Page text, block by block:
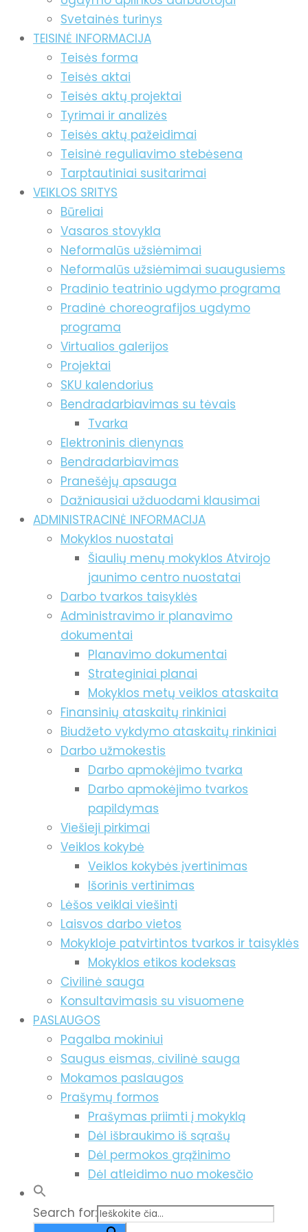
Svetainės turinys
TEISINĖ INFORMACIJA
Teisės forma
Teisės aktai
Teisės aktų projektai
Tyrimai ir analizės
Teisės aktų pažeidimai
Teisinė reguliavimo stebėsena
Tarptautiniai susitarimai
VEIKLOS SRITYS
Būreliai
Vasaros stovykla
Neformalūs užsiėmimai
Neformalūs užsiėmimai suaugusiems
Pradinio teatrinio ugdymo programa
Pradinė choreografijos ugdymo
programa
Virtualios galerijos
Projektai
SKU kalendorius
Bendradarbiavimas su tėvais
Tvarka
Elektroninis dienynas
Bendradarbiavimas
Pranešėjų apsauga
Dažniausiai užduodami klausimai
ADMINISTRACINĖ INFORMACIJA
Mokyklos nuostatai
Šiaulių menų mokyklos Atvirojo
jaunimo centro nuostatai
Darbo tvarkos taisyklės
Administravimo ir planavimo
dokumentai
Planavimo dokumentai
Strateginiai planai
Mokyklos metų veiklos ataskaita
Finansinių ataskaitų rinkiniai
Biudžeto vykdymo ataskaitų rinkiniai
Darbo užmokestis
Darbo apmokėjimo tvarka
Darbo apmokėjimo tvarkos
papildymas
Viešieji pirkimai
Veiklos kokybė
Veiklos kokybės įvertinimas
Išorinis vertinimas
Lėšos veiklai viešinti
Laisvos darbo vietos
Mokykloje patvirtintos tvarkos ir taisyklės
Mokyklos etikos kodeksas
Civilinė sauga
Konsultavimasis su visuomene
PASLAUGOS
Pagalba mokiniui
Saugus eismas, civilinė sauga
Mokamos paslaugos
Prašymų formos
Prašymas priimti į mokyklą
Dėl išbraukimo iš sąrašų
Dėl permokos grąžinimo
Dėl atleidimo nuo mokesčio
Search for: